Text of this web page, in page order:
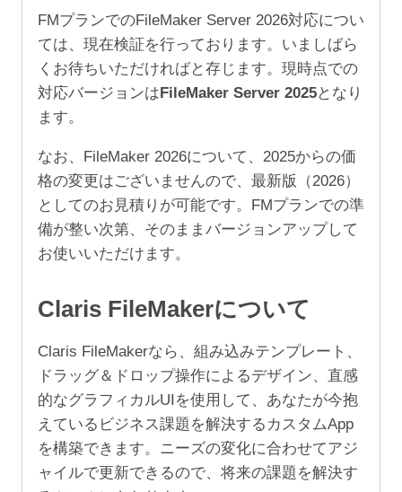
守
4
年
（500-
999
ー
ザ）
個
FMプランでのFileMaker Server 2026対応につい
ては、現在検証を行っております。いましばら
くお待ちいただければと存じます。現時点での
対応バージョンは FileMaker Server 2025となり
ます。
なお、FileMaker 2026について、2025からの価
格の変更はございませんので、最新版（2026）
としてのお見積りが可能です。FMプランでの準
備が整い次第、そのままバージョンアップして
お使いいただけます。
Claris FileMakerについて
Claris FileMakerなら、組み込みテンプレート、
ドラッグ＆ドロップ操作によるデザイン、直感
的なグラフィカルUIを使用して、あなたが今抱
えているビジネス課題を解決するカスタムApp
を構築できます。ニーズの変化に合わせてアジ
ャイルで更新できるので、将来の課題を解決す